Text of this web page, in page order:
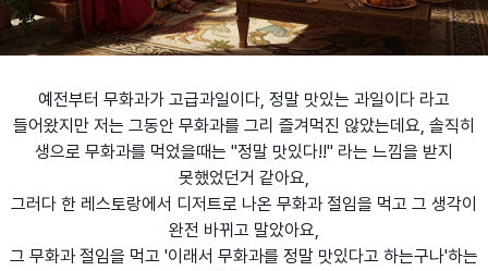
예전부터 무화과가 고급과일이다, 정말 맛있는 과일이다 라고
들어왔지만 저는 그동안 무화과를 그리 즐겨먹진 않았는데요, 솔직히
생으로 무화과를 먹었을때는 "정말 맛있다!!" 라는 느낌을 받지
못했었던거 같아요,
그러다 한 레스토랑에서 디저트로 나온 무화과 절임을 먹고 그 생각이
완전 바뀌고 말았아요,
그 무화과 절임을 먹고 '이래서 무화과를 정말 맛있다고 하는구나'하는